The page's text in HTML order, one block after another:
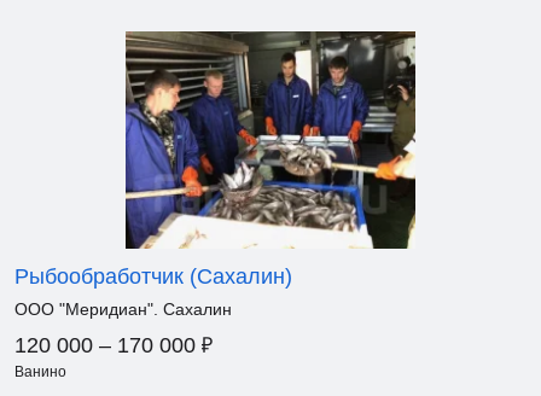
Рыбообработчик (Сахалин)
ООО "Меридиан". Сахалин
120 000 – 170 000 ₽
Ванино